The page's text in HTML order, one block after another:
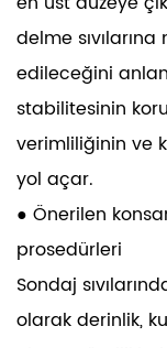
delme
edileceğini
stabilitesinin
verimliliğinin ve
yol açar.
● Önerilen
prosedürleri
Sondaj
olarak derinlik,